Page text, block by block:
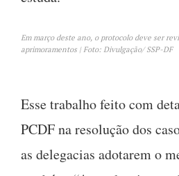
Em março deste ano, o protocolo deve ser
aprimoramentos | Foto: Divulgação/ SSP-DF
Esse trabalho feito com
PCDF na resolução dos
as delegacias adotarem o